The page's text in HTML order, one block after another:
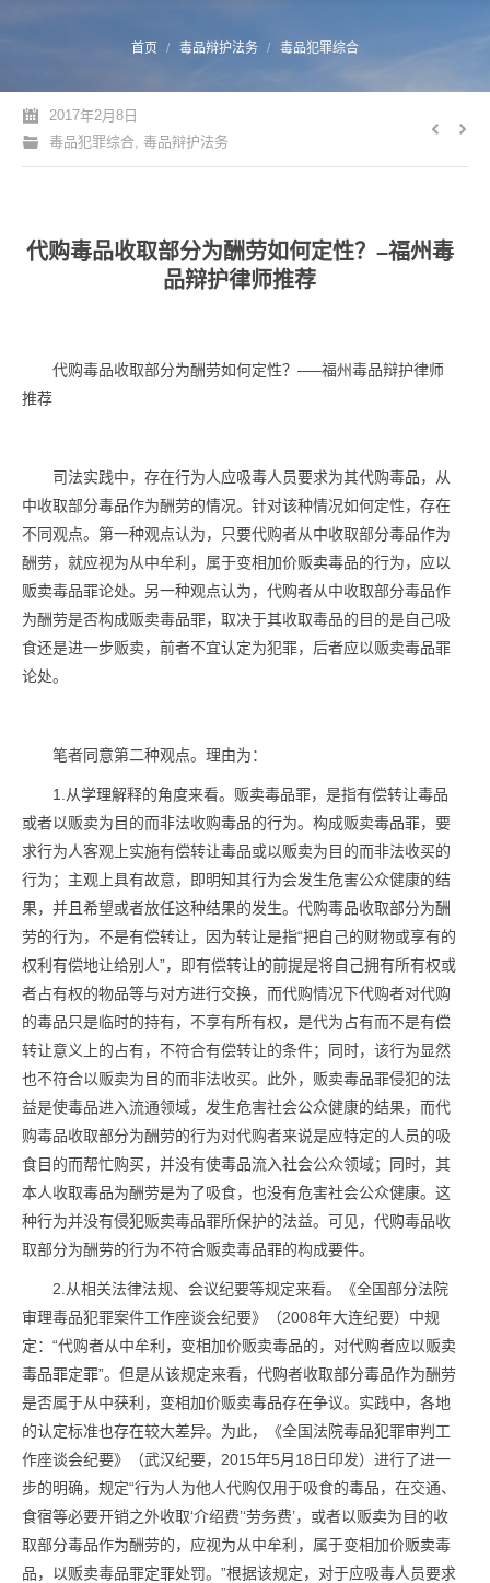
首页 毒品辩护法务 毒品犯罪综合
2017年2月8日
毒品犯罪综合, 毒品辩护法务
代购毒品收取部分为酬劳如何定性？–福州毒
品辩护律师推荐
代购毒品收取部分为酬劳如何定性？—–福州毒品辩护律师
推荐
司法实践中，存在行为人应吸毒人员要求为其代购毒品，从
中收取部分毒品作为酬劳的情况。针对该种情况如何定性，存在
不同观点。第一种观点认为，只要代购者从中收取部分毒品作为
酬劳，就应视为从中牟利，属于变相加价贩卖毒品的行为，应以
贩卖毒品罪论处。另一种观点认为，代购者从中收取部分毒品作
为酬劳是否构成贩卖毒品罪，取决于其收取毒品的目的是自己吸
食还是进一步贩卖，前者不宜认定为犯罪，后者应以贩卖毒品罪
论处。
笔者同意第二种观点。理由为：
1.从学理解释的角度来看。贩卖毒品罪，是指有偿转让毒品
或者以贩卖为目的而非法收购毒品的行为。构成贩卖毒品罪，要
求行为人客观上实施有偿转让毒品或以贩卖为目的而非法收买的
行为；主观上具有故意，即明知其行为会发生危害公众健康的结
果，并且希望或者放任这种结果的发生。代购毒品收取部分为酬
劳的行为，不是有偿转让，因为转让是指“把自己的财物或享有的
权利有偿地让给别人”，即有偿转让的前提是将自己拥有所有权或
者占有权的物品等与对方进行交换，而代购情况下代购者对代购
的毒品只是临时的持有，不享有所有权，是代为占有而不是有偿
转让意义上的占有，不符合有偿转让的条件；同时，该行为显然
也不符合以贩卖为目的而非法收买。此外，贩卖毒品罪侵犯的法
益是使毒品进入流通领域，发生危害社会公众健康的结果，而代
购毒品收取部分为酬劳的行为对代购者来说是应特定的人员的吸
食目的而帮忙购买，并没有使毒品流入社会公众领域；同时，其
本人收取毒品为酬劳是为了吸食，也没有危害社会公众健康。这
种行为并没有侵犯贩卖毒品罪所保护的法益。可见，代购毒品收
取部分为酬劳的行为不符合贩卖毒品罪的构成要件。
2.从相关法律法规、会议纪要等规定来看。《全国部分法院
审理毒品犯罪案件工作座谈会纪要》（2008年大连纪要）中规
定：“代购者从中牟利，变相加价贩卖毒品的，对代购者应以贩卖
毒品罪定罪”。但是从该规定来看，代购者收取部分毒品作为酬劳
是否属于从中获利，变相加价贩卖毒品存在争议。实践中，各地
的认定标准也存在较大差异。为此，《全国法院毒品犯罪审判工
作座谈会纪要》（武汉纪要，2015年5月18日印发）进行了进一
步的明确，规定“行为人为他人代购仅用于吸食的毒品，在交通、
食宿等必要开销之外收取‘介绍费’‘劳务费’，或者以贩卖为目的收
取部分毒品作为酬劳的，应视为从中牟利，属于变相加价贩卖毒
品，以贩卖毒品罪定罪处罚。”根据该规定，对于应吸毒人员要求